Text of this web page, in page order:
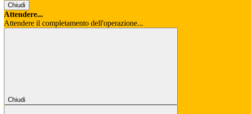
Chiudi
Attendere...
Attendere il completamento dell'operazione...
Chiudi